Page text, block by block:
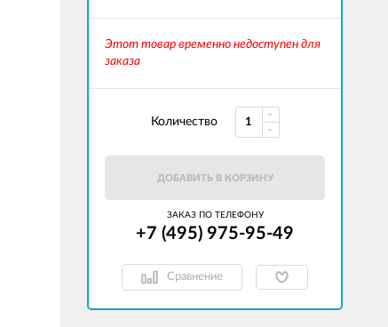
Этот товар временно недоступен для
заказа
Количество
ДОБАВИТЬ В КОРЗИНУ
ЗАКАЗ ПО ТЕЛЕФОНУ
+7 (495) 975-95-49
Сравнение